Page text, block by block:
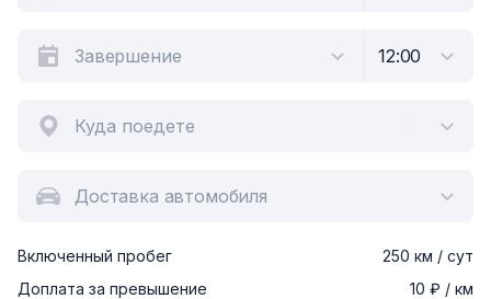
Куда поедете
Доставка автомобиля
Включенный пробег
250 км / сут
Доплата за превышение
10 ₽ / км